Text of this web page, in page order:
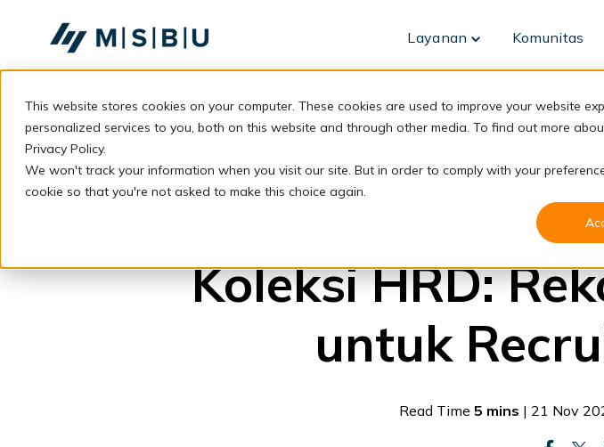
This website stores cookies on your computer. These cookies are used to improve your website
personalized services to you, both on this website and through other media. To find out more
Privacy Policy.
We won't track your information when you visit our site. But in order to comply with your
cookie so that you're not asked to make this choice again.
Layanan
Toggle Komunitas
Koleksi HRD:
untuk
Read Time 5 mins | 21 Nov